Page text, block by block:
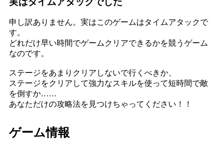
申し訳ありません。実はこのゲームはタイムアタックで
す。
どれだけ早い時間でゲームクリアできるかを競うゲーム
なのです。
ステージをあまりクリアしないで行くべきか、
ステージをクリアして強力なスキルを使って短時間で敵
を倒すか……
あなただけの攻略法を見つけちゃってください！！
ゲーム情報